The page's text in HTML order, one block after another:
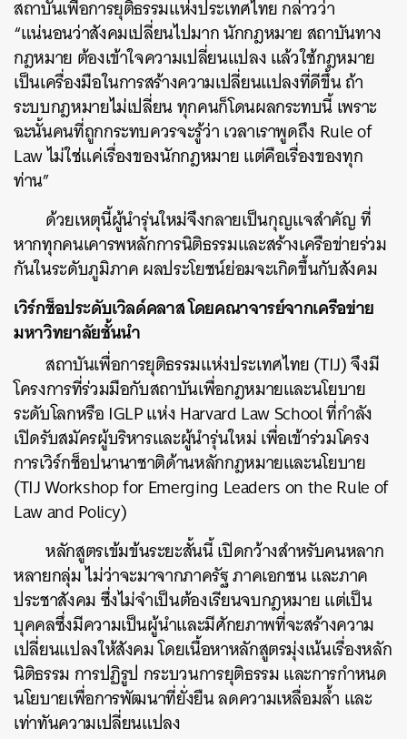
สถาบันเพื่อการยุติธรรมแห่งประเทศไทย กล่าวว่า
“แน่นอนว่าสังคมเปลี่ยนไปมาก นักกฎหมาย สถาบันทาง
กฎหมาย ต้องเข้าใจความเปลี่ยนแปลง แล้วใช้กฎหมาย
เป็นเครื่องมือในการสร้างความเปลี่ยนแปลงที่ดีขึ้น ถ้า
ระบบกฎหมายไม่เปลี่ยน ทุกคนก็โดนผลกระทบนี้ เพราะ
ฉะนั้นคนที่ถูกกระทบควรจะรู้ว่า เวลาเราพูดถึง Rule of
Law ไม่ใช่แค่เรื่องของนักกฎหมาย แต่คือเรื่องของทุก
ท่าน”
ด้วยเหตุนี้ผู้นำรุ่นใหม่จึงกลายเป็นกุญแจสำคัญ ที่
หากทุกคนเคารพหลักการนิติธรรมและสร้างเครือข่ายร่วม
กันในระดับภูมิภาค ผลประโยชน์ย่อมจะเกิดขึ้นกับสังคม
เวิร์กช็อประดับเวิลด์คลาส โดยคณาจารย์จากเครือข่าย
มหาวิทยาลัยชั้นนำ
สถาบันเพื่อการยุติธรรมแห่งประเทศไทย (TIJ) จึงมี
โครงการที่ร่วมมือกับสถาบันเพื่อกฎหมายและนโยบาย
ระดับโลกหรือ IGLP แห่ง Harvard Law School ที่กำลัง
เปิดรับสมัครผู้บริหารและผู้นำรุ่นใหม่ เพื่อเข้าร่วมโครง
การเวิร์กช็อปนานาชาติด้านหลักกฎหมายและนโยบาย
(TIJ Workshop for Emerging Leaders on the Rule of
Law and Policy)
หลักสูตรเข้มข้นระยะสั้นนี้ เปิดกว้างสำหรับคนหลาก
หลายกลุ่ม ไม่ว่าจะมาจากภาครัฐ ภาคเอกชน และภาค
ประชาสังคม ซึ่งไม่จำเป็นต้องเรียนจบกฎหมาย แต่เป็น
บุคคลซึ่งมีความเป็นผู้นำและมีศักยภาพที่จะสร้างความ
เปลี่ยนแปลงให้สังคม โดยเนื้อหาหลักสูตรมุ่งเน้นเรื่องหลัก
นิติธรรม การปฏิรูป กระบวนการยุติธรรม และการกำหนด
นโยบายเพื่อการพัฒนาที่ยั่งยืน ลดความเหลื่อมล้ำ และ
เท่าทันความเปลี่ยนแปลง